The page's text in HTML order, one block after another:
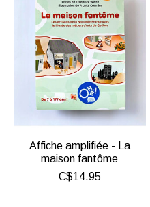
Affiche amplifiée - La
maison fantôme
C$14.95